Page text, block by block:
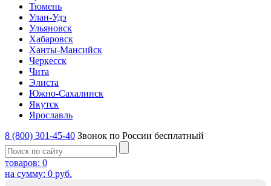
Тюмень
Улан-Удэ
Ульяновск
Хабаровск
Ханты-Мансийск
Черкесск
Чита
Элиста
Южно-Сахалинск
Якутск
Ярославль
8 (800) 301-45-40 Звонок по России бесплатный
товаров: 0
на сумму: 0 руб.